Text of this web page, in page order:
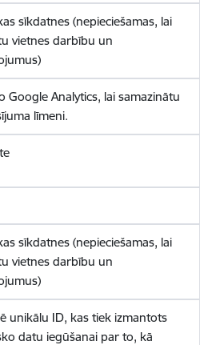
sīkdatnes (nepieciešamas, lai
vietnes darbību un
Google Analytics, lai samazinātu
līmeni.
sīkdatnes (nepieciešamas, lai
vietnes darbību un
unikālu ID, kas tiek izmantots
datu iegūšanai par to, kā